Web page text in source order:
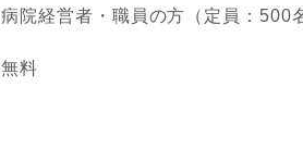
病院経営者・職員の方（定員：500
無料